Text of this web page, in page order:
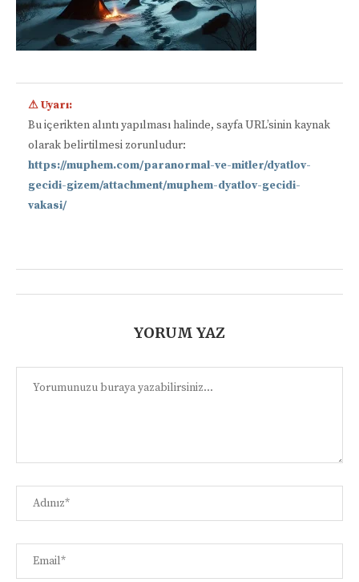
⚠ Uyarı:
Bu içerikten alıntı yapılması halinde, sayfa URL’sinin kaynak
olarak belirtilmesi zorunludur:
https://muphem.com/paranormal-ve-mitler/dyatlov-
gecidi-gizem/attachment/muphem-dyatlov-gecidi-
vakasi/
YORUM YAZ